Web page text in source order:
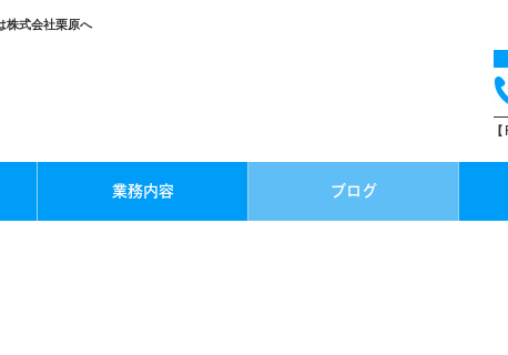
株式会社栗原へ
業務内容 ブログ